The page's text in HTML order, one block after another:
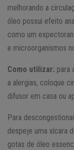
melhorando a
óleo possui efeito
como um
e microorganismos
Como utilizar: para
a alergias, coloque
difusor em casa ou
Para
despeje uma xícara
gotas de óleo